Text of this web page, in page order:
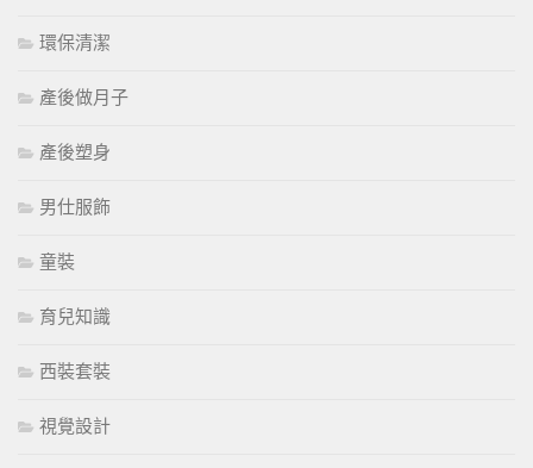
環保清潔
產後做月子
產後塑身
男仕服飾
童裝
育兒知識
西裝套裝
視覺設計